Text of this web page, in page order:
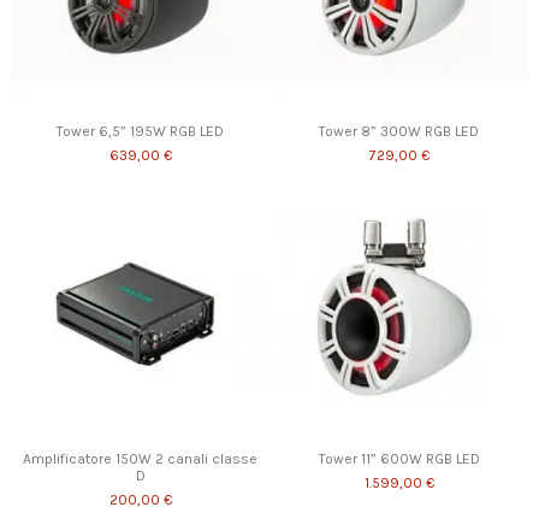
Tower 6,5” 195W RGB LED
639,00 €
Tower 8” 300W RGB LED
729,00 €
Amplificatore 150W 2 canali classe
D
200,00 €
Tower 11” 600W RGB LED
1.599,00 €